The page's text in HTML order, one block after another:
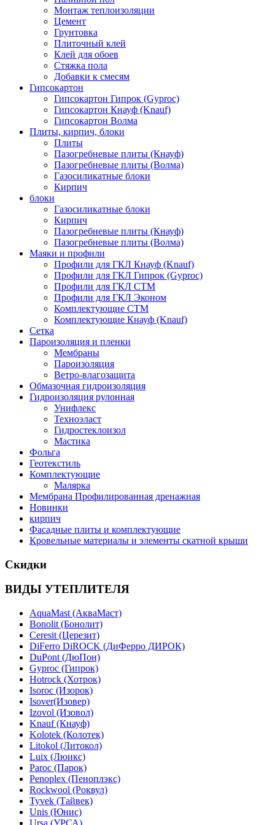
Монтаж теплоизоляции
Цемент
Грунтовка
Плиточный клей
Клей для обоев
Стяжка пола
Добавки к смесям
Гипсокартон
Гипсокартон Гипрок (Gyproc)
Гипсокартон Кнауф (Knauf)
Гипсокартон Волма
Плиты, кирпич, блоки
Плиты
Пазогребневые плиты (Кнауф)
Пазогребневые плиты (Волма)
Газосиликатные блоки
Кирпич
блоки
Газосиликатные блоки
Кирпич
Пазогребневые плиты (Кнауф)
Пазогребневые плиты (Волма)
Маяки и профили
Профили для ГКЛ Кнауф (Knauf)
Профили для ГКЛ Гипрок (Gyproc)
Профили для ГКЛ СТМ
Профили для ГКЛ Эконом
Комплектующие СТМ
Комплектующие Кнауф (Knauf)
Сетка
Пароизоляция и пленки
Мембраны
Пароизоляция
Ветро-влагозащита
Обмазочная гидроизоляция
Гидроизоляция рулонная
Унифлекс
Техноэласт
Гидростеклоизол
Мастика
Фольга
Геотекстиль
Комплектующие
Малярка
Мембрана Профилированная дренажная
Новинки
кирпич
Фасадные плиты и комплектующие
Кровельные материалы и элементы скатной крыши
Скидки
ВИДЫ УТЕПЛИТЕЛЯ
AquaMast (АкваМаст)
Bonolit (Бонолит)
Ceresit (Церезит)
DiFerro DiROCK (ДиФерро ДИРОК)
DuPont (ДюПон)
Gyproc (Гипрок)
Hotrock (Хотрок)
Isoroc (Изорок)
Isover(Изовер)
Izovol (Изовол)
Knauf (Кнауф)
Kolotek (Колотек)
Litokol (Литокол)
Luix (Люикс)
Paroc (Парок)
Penoplex (Пеноплэкс)
Rockwool (Роквул)
Tyvek (Тайвек)
Unis (Юнис)
Ursa (УРСА)